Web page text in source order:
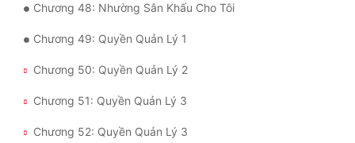
Chương 48: Nhường Sân Khấu Cho Tôi
Chương 49: Quyền Quản Lý 1
Chương 50: Quyền Quản Lý 2
Chương 51: Quyền Quản Lý 3
Chương 52: Quyền Quản Lý 3